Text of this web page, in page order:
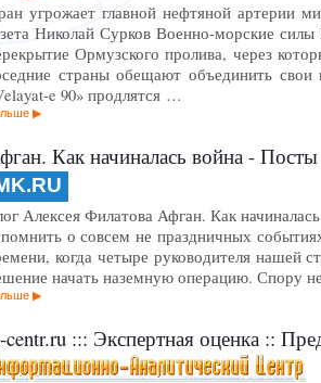
угрожает главной нефтяной артерии
Николай Сурков Военно-морские
Ормузского пролива, через
страны обещают объединить
e 90» продлятся …
Как начиналась война -
Алексея Филатова Афган. Как
о совсем не праздничных
когда четыре руководителя
начать наземную операцию. Спору
centr.ru ::: Экспертная оценка ::